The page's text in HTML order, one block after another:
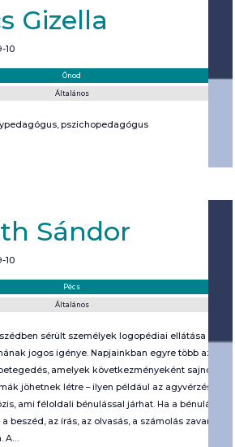
Gizella
10
Ónod
Általános
pszichopedagógus
Sándor
10
Pécs
Általános
sérült személyek logopédiai ellátása
jogos igénye. Napjainkban egyre több az
amelyek következményeként sajnos
jöhetnek létre – ilyen például az agyvérzés,
ami féloldali bénulással járhat. Ha a bénulás
beszéd, az írás, az olvasás, a számolás zavara
A…